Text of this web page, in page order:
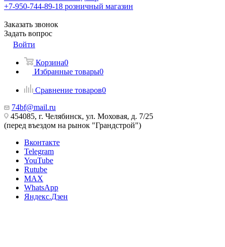
+7-950-744-89-18 розничный магазин
Заказать звонок
Задать вопрос
Войти
Корзина0
Избранные товары0
Сравнение товаров0
74bf@mail.ru
454085, г. Челябинск, ул. Моховая, д. 7/25
(перед въездом на рынок "Грандстрой")
Вконтакте
Telegram
YouTube
Rutube
MAX
WhatsApp
Яндекс.Дзен